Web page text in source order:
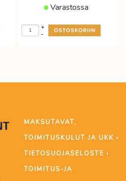
Varastossa
-
+
MAKSUTAVAT,
TOIMITUSKULUT JA UKK ›
TIETOSUOJASELOSTE ›
TOIMITUS-JA